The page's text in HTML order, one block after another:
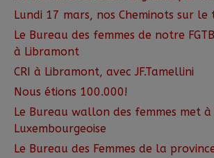
Lundi 17 mars, nos Cheminots sur le
Le Bureau des femmes de notre
à Libramont
CRI à Libramont, avec JF.Tamellini
Nous étions 100.000!
Le Bureau wallon des femmes met à
Luxembourgeoise
Le Bureau des Femmes de la